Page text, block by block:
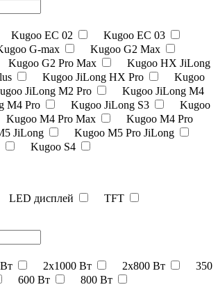
Kugoo EC 02
Kugoo EC 03
G-max
Kugoo G2 Max
Kugoo G2 Pro Max
Kugoo HX JiLong
Kugoo JiLong HX Pro
Kugoo
JiLong M2 Pro
Kugoo JiLong M4
M4 Pro
Kugoo JiLong S3
Kugoo
Kugoo M4 Pro Max
Kugoo M4 Pro
JiLong
Kugoo M5 Pro JiLong
Kugoo S4
LED дисплей TFT
2x1000 Вт 2х800 Вт
350
600 Вт 800 Вт